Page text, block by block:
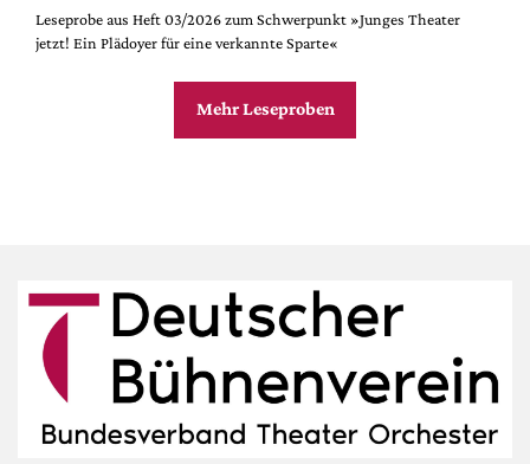
Leseprobe aus Heft 03/2026 zum Schwerpunkt »Junges Theater
jetzt! Ein Plädoyer für eine verkannte Sparte«
Mehr Leseproben